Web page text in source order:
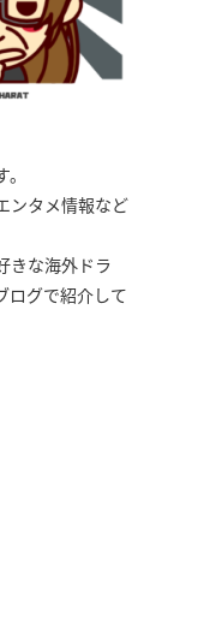
ンタメ情報など
きな海外ドラ
ログで紹介して